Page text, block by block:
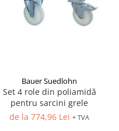
Bauer Suedlohn
Set 4 role din poliamidă
pentru sarcini grele
de la 774,96 Lei + TVA